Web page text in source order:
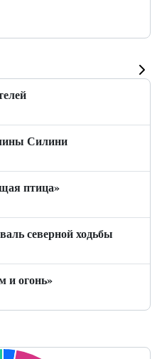
Силини
птица»
северной ходьбы
и огонь»